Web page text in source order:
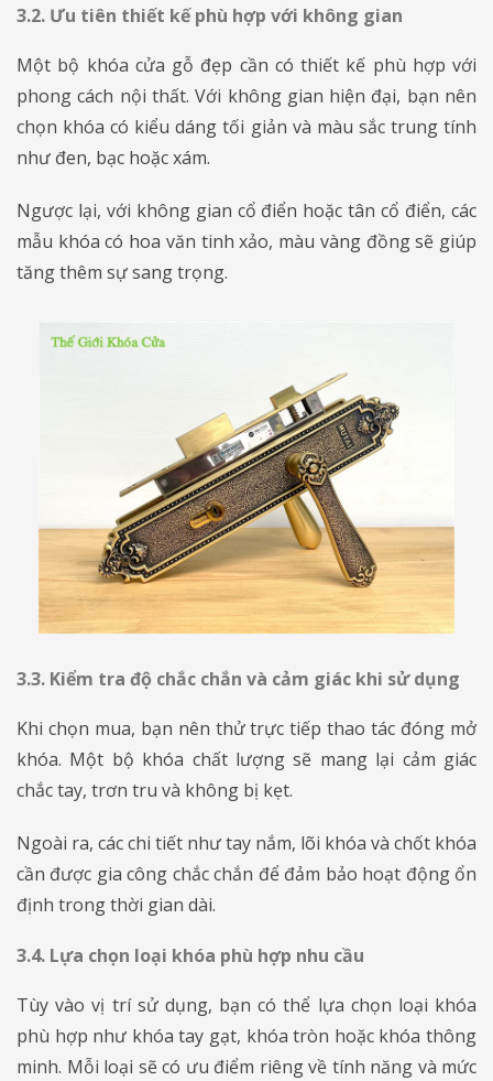
3.2. Ưu tiên thiết kế phù hợp với không gian
Một bộ khóa cửa gỗ đẹp cần có thiết kế phù hợp với
phong cách nội thất. Với không gian hiện đại, bạn nên
chọn khóa có kiểu dáng tối giản và màu sắc trung tính
như đen, bạc hoặc xám.
Ngược lại, với không gian cổ điển hoặc tân cổ điển, các
mẫu khóa có hoa văn tinh xảo, màu vàng đồng sẽ giúp
tăng thêm sự sang trọng.
3.3. Kiểm tra độ chắc chắn và cảm giác khi sử dụng
Khi chọn mua, bạn nên thử trực tiếp thao tác đóng mở
khóa. Một bộ khóa chất lượng sẽ mang lại cảm giác
chắc tay, trơn tru và không bị kẹt.
Ngoài ra, các chi tiết như tay nắm, lõi khóa và chốt khóa
cần được gia công chắc chắn để đảm bảo hoạt động ổn
định trong thời gian dài.
3.4. Lựa chọn loại khóa phù hợp nhu cầu
Tùy vào vị trí sử dụng, bạn có thể lựa chọn loại khóa
phù hợp như khóa tay gạt, khóa tròn hoặc khóa thông
minh. Mỗi loại sẽ có ưu điểm riêng về tính năng và mức